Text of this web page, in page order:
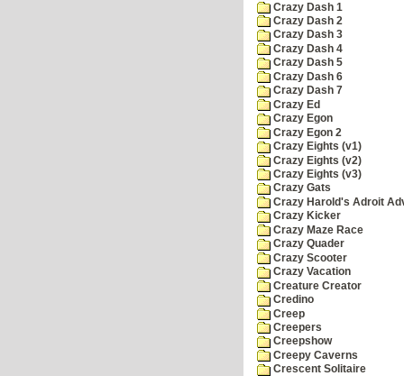
Crazy Dash 1
Crazy Dash 2
Crazy Dash 3
Crazy Dash 4
Crazy Dash 5
Crazy Dash 6
Crazy Dash 7
Crazy Ed
Crazy Egon
Crazy Egon 2
Crazy Eights (v1)
Crazy Eights (v2)
Crazy Eights (v3)
Crazy Gats
Crazy Harold's Adroit
Crazy Kicker
Crazy Maze Race
Crazy Quader
Crazy Scooter
Crazy Vacation
Creature Creator
Credino
Creep
Creepers
Creepshow
Creepy Caverns
Crescent Solitaire